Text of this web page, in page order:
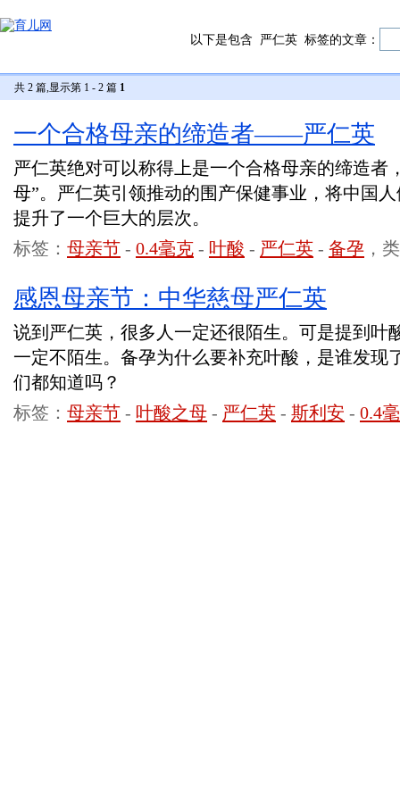
以下是包含 严仁英 标签的文章：
共 2 篇,显示第 1 - 2 篇 1
一个合格母亲的缔造者——严仁英
严仁英绝对可以称得上是一个合格母亲的缔造者
母”。严仁英引领推动的围产保健事业，将中国
提升了一个巨大的层次。
标签： 母亲节 - 0.4毫克 - 叶酸 - 严仁英 - 备孕 ，
感恩母亲节：中华慈母严仁英
说到严仁英，很多人一定还很陌生。可是提到叶
一定不陌生。备孕为什么要补充叶酸，是谁发现
们都知道吗？
标签： 母亲节 - 叶酸之母 - 严仁英 - 斯利安 - 0.4